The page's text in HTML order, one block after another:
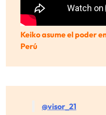
Keiko asume el poder
Perú
@visor_21